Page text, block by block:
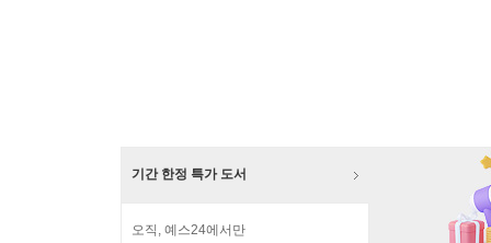
기간 한정 특가 도서
오직, 예스24에서만